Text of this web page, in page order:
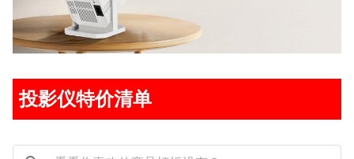
投影仪特价清单